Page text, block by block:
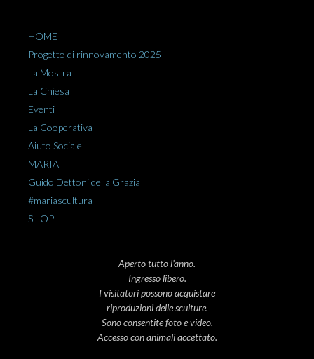
HOME
Progetto di rinnovamento 2025
La Mostra
La Chiesa
Eventi
La Cooperativa
Aiuto Sociale
MARIA
Guido Dettoni della Grazia
#mariascultura
SHOP
Aperto tutto l’anno.
Ingresso libero.
I visitatori possono acquistare
riproduzioni delle sculture.
Sono consentite foto e video.
Accesso con animali accettato.